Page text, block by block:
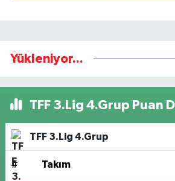
Yükleniyor...
TFF 3.Lig 4.Grup Puan
TFF 3.Lig 4.Grup
# Takım